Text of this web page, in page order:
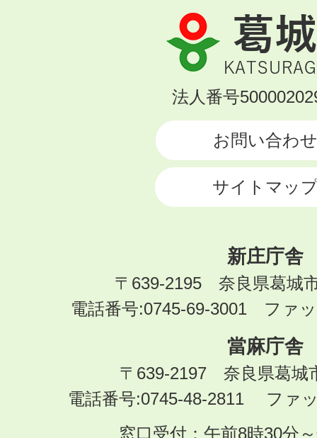
葛
城
市
KATSURAGI
法人番号
お問い合わせ
サイトマッ
新庄庁舎
〒639-2195 奈良県葛城
電話番号:0745-69-3001 ファ
當麻庁舎
〒639-2197 奈良県葛城
電話番号:0745-48-2811 ファ
窓口受付：午前8時30分